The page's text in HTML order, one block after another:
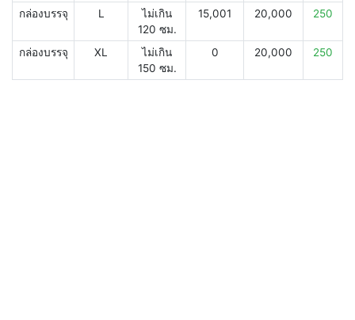
กล่องบรรจุ L
ไม่เกิน
120 ซม.
15,001 20,000 250
กล่องบรรจุ XL
ไม่เกิน
150 ซม.
0 20,000 250